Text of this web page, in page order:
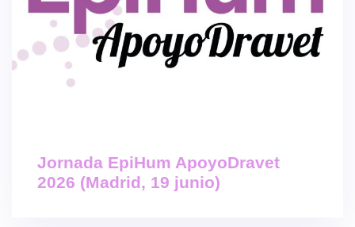
Jornada EpiHum ApoyoDravet
2026 (Madrid, 19 junio)